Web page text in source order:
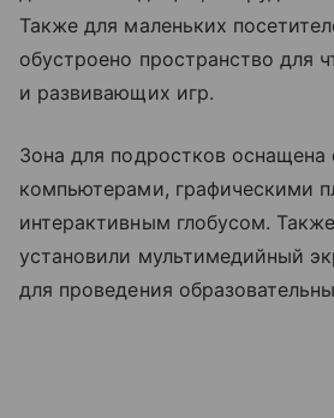
Также для маленьких
обустроено пространство для
и развивающих игр.
Зона для подростков
компьютерами, графическими
интерактивным глобусом.
установили мультимедийный
для проведения